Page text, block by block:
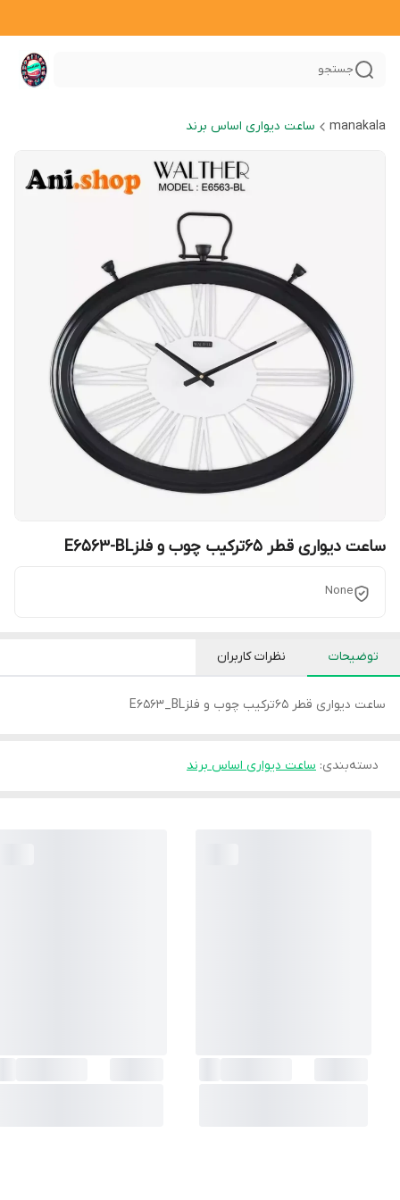
جستجو
manakala ساعت دیواری اساس برند
ساعت دیواری قطر 65ترکیب چوب و فلزE6563-BL
None
توضیحات نظرات کاربران
ساعت دیواری قطر 65ترکیب چوب و فلزE6563_BL
دسته‌بندی: ساعت دیواری اساس برند